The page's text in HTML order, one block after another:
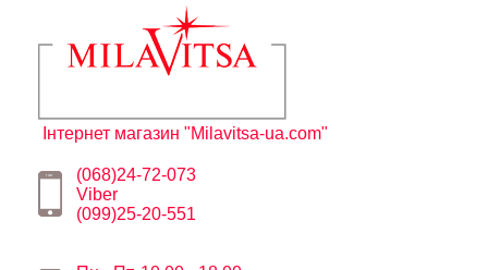
Інтернет магазин "Milavitsa-ua.com"
(068)24-72-073
Viber
(099)25-20-551